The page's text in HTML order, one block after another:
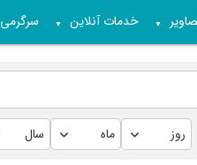
▼ خدمات آنلاین ▼ سرگرمی